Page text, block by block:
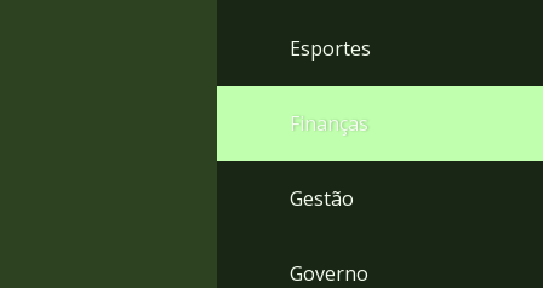
Esportes
Finanças
Gestão
Governo